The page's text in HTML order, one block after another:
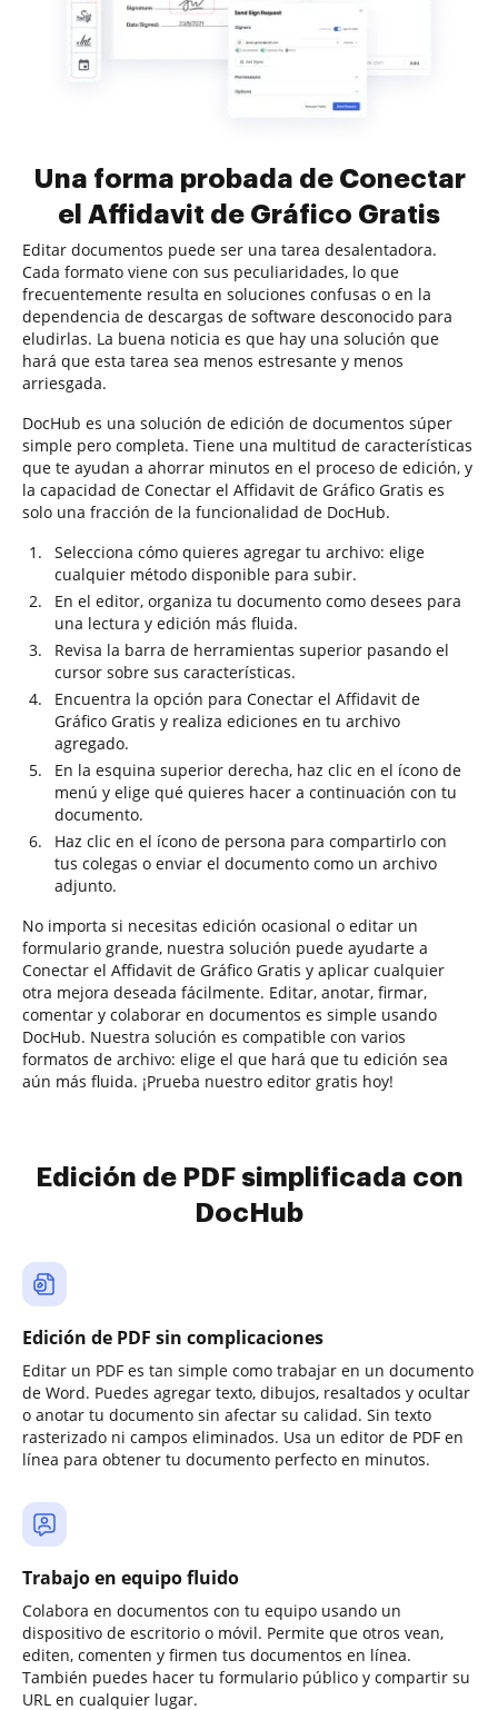
Una forma probada de Conectar
el Affidavit de Gráfico Gratis
Editar documentos puede ser una tarea desalentadora.
Cada formato viene con sus peculiaridades, lo que
frecuentemente resulta en soluciones confusas o en la
dependencia de descargas de software desconocido para
eludirlas. La buena noticia es que hay una solución que
hará que esta tarea sea menos estresante y menos
arriesgada.
DocHub es una solución de edición de documentos súper
simple pero completa. Tiene una multitud de características
que te ayudan a ahorrar minutos en el proceso de edición, y
la capacidad de Conectar el Affidavit de Gráfico Gratis es
solo una fracción de la funcionalidad de DocHub.
Selecciona cómo quieres agregar tu archivo: elige
cualquier método disponible para subir.
En el editor, organiza tu documento como desees para
una lectura y edición más fluida.
Revisa la barra de herramientas superior pasando el
cursor sobre sus características.
Encuentra la opción para Conectar el Affidavit de
Gráfico Gratis y realiza ediciones en tu archivo
agregado.
En la esquina superior derecha, haz clic en el ícono de
menú y elige qué quieres hacer a continuación con tu
documento.
Haz clic en el ícono de persona para compartirlo con
tus colegas o enviar el documento como un archivo
adjunto.
No importa si necesitas edición ocasional o editar un
formulario grande, nuestra solución puede ayudarte a
Conectar el Affidavit de Gráfico Gratis y aplicar cualquier
otra mejora deseada fácilmente. Editar, anotar, firmar,
comentar y colaborar en documentos es simple usando
DocHub. Nuestra solución es compatible con varios
formatos de archivo: elige el que hará que tu edición sea
aún más fluida. ¡Prueba nuestro editor gratis hoy!
Edición de PDF simplificada con
DocHub
Edición de PDF sin complicaciones
Editar un PDF es tan simple como trabajar en un documento
de Word. Puedes agregar texto, dibujos, resaltados y ocultar
o anotar tu documento sin afectar su calidad. Sin texto
rasterizado ni campos eliminados. Usa un editor de PDF en
línea para obtener tu documento perfecto en minutos.
Trabajo en equipo fluido
Colabora en documentos con tu equipo usando un
dispositivo de escritorio o móvil. Permite que otros vean,
editen, comenten y firmen tus documentos en línea.
También puedes hacer tu formulario público y compartir su
URL en cualquier lugar.